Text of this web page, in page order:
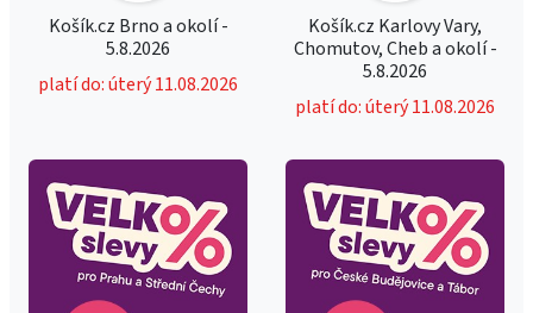
Košík.cz Brno a okolí -
5.8.2026
platí do: úterý 11.08.2026
Košík.cz Karlovy Vary,
Chomutov, Cheb a okolí -
5.8.2026
platí do: úterý 11.08.2026